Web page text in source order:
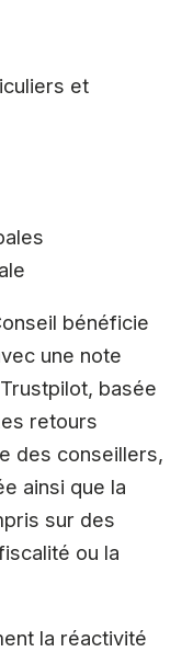
et
bénéficie
une note
basée
retours
des conseillers,
ainsi que la
sur des
ou la
la réactivité